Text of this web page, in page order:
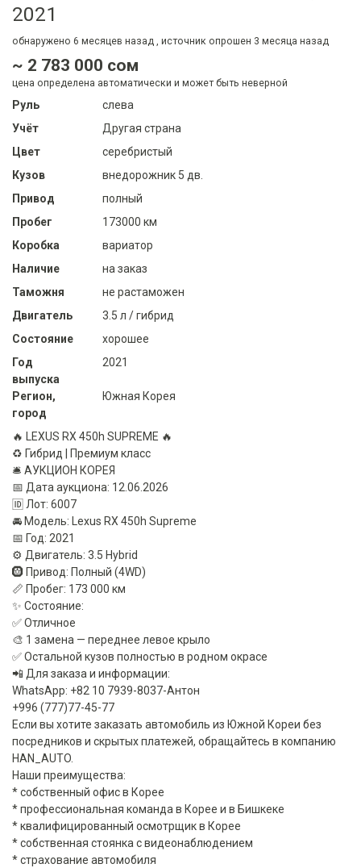
2021
обнаружено 6 месяцев назад , источник опрошен 3 месяца назад
~ 2 783 000 сом
цена определена автоматически и может быть неверной
Руль
слева
Учёт
Другая страна
Цвет
серебристый
Кузов
внедорожник 5 дв.
Привод
полный
Пробег
173000 км
Коробка
вариатор
Наличие
на заказ
Таможня
не растаможен
Двигатель
3.5 л / гибрид
Состояние
хорошее
Год
выпуска
2021
Регион,
город
Южная Корея
🔥 LEXUS RX 450h SUPREME 🔥
♻️ Гибрид | Премиум класс
🛎 АУКЦИОН КОРЕЯ
📅 Дата аукциона: 12.06.2026
🆔 Лот: 6007
🚘 Модель: Lexus RX 450h Supreme
📅 Год: 2021
⚙️ Двигатель: 3.5 Hybrid
🛞 Привод: Полный (4WD)
📏 Пробег: 173 000 км
✨ Состояние:
✅ Отличное
🎨 1 замена — переднее левое крыло
✅ Остальной кузов полностью в родном окрасе
📲 Для заказа и информации:
WhatsApp: +82 10 7939-8037-Антон
+996 (777)77-45-77
Если вы хотите заказать автомобиль из Южной Кореи без
посредников и скрытых платежей, обращайтесь в компанию
HAN_AUTO.
Наши преимущества:
* собственный офис в Корее
* профессиональная команда в Корее и в Бишкеке
* квалифицированный осмотрщик в Корее
* собственная стоянка с видеонаблюдением
* страхование автомобиля